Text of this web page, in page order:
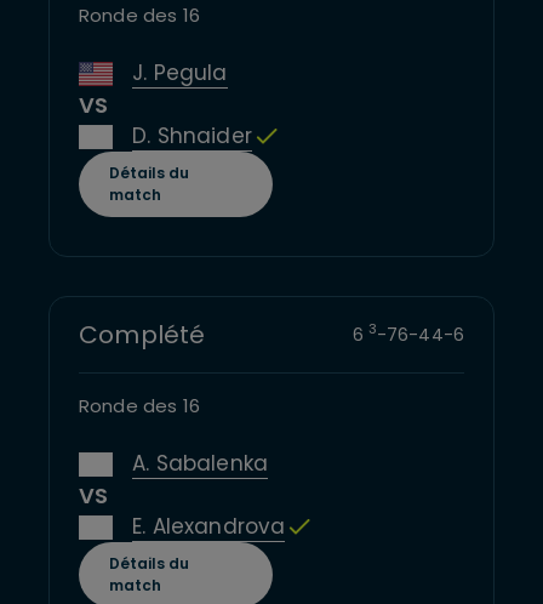
Ronde des 16
J. Pegula
VS
D. Shnaider
Détails du
match
Complété 6 3-76-44-6
Ronde des 16
A. Sabalenka
VS
E. Alexandrova
Détails du
match